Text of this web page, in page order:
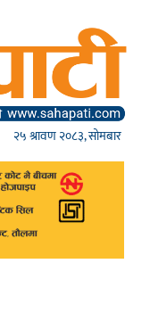
२५ श्रावण २०८३, सोमबार